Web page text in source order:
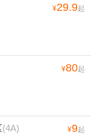
¥29.9起
¥80起
(4A) ¥9起